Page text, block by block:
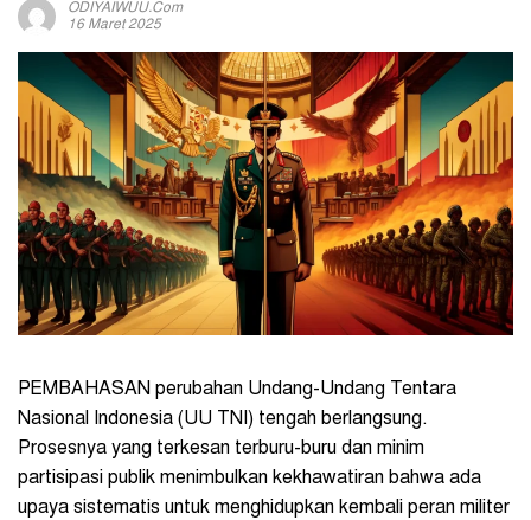
ODIYAIWUU.com
16 Maret 2025
PEMBAHASAN perubahan Undang-Undang Tentara
Nasional Indonesia (UU TNI) tengah berlangsung.
Prosesnya yang terkesan terburu-buru dan minim
partisipasi publik menimbulkan kekhawatiran bahwa ada
upaya sistematis untuk menghidupkan kembali peran militer